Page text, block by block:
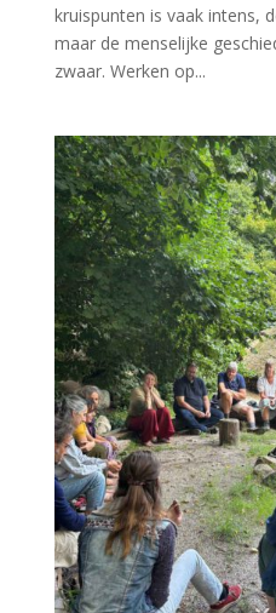
kruispunten is vaak intens,
maar de menselijke
zwaar. Werken op...